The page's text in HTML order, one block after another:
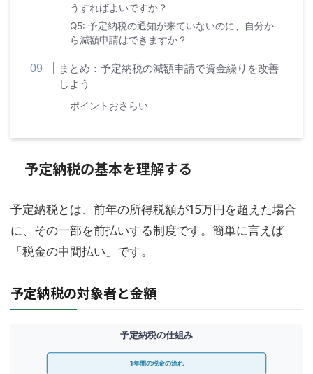
うすればよいですか？
Q5: 予定納税の通知が来ていないのに、自分か
ら減額申請はできますか？
まとめ：予定納税の減額申請で資金繰りを改善
しよう
ポイントおさらい
予定納税の基本を理解する
予定納税とは、前年の所得税額が15万円を超えた場合
に、その一部を前払いする制度です。簡単に言えば
「税金の中間払い」です。
予定納税の対象者と金額
予定納税の仕組み
1年間の税金の流れ